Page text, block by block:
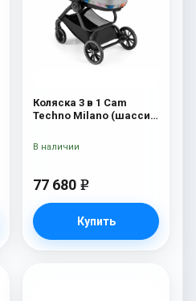
Коляска 3 в 1 Cam
Techno Milano (шасси
77 680 e
Купить
В наличии